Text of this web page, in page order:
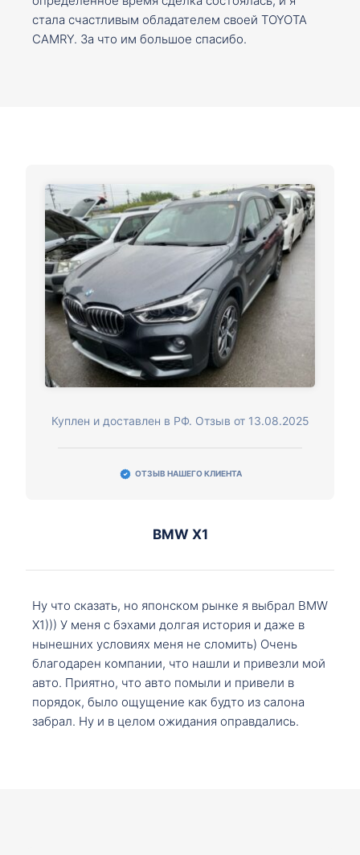
стала счастливым обладателем своей TOYOTA
CAMRY. За что им большое спасибо.
Куплен и доставлен в РФ. Отзыв от 13.08.2025
ОТЗЫВ НАШЕГО КЛИЕНТА
BMW X1
Ну что сказать, но японском рынке я выбрал BMW
X1))) У меня с бэхами долгая история и даже в
нынешних условиях меня не сломить) Очень
благодарен компании, что нашли и привезли мой
авто. Приятно, что авто помыли и привели в
порядок, было ощущение как будто из салона
забрал. Ну и в целом ожидания оправдались.